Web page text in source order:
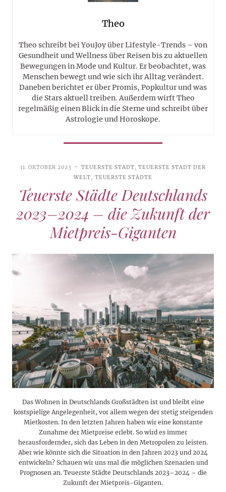
Theo
Theo schreibt bei YouJoy über Lifestyle-Trends – von
Gesundheit und Wellness über Reisen bis zu aktuellen
Bewegungen in Mode und Kultur. Er beobachtet, was
Menschen bewegt und wie sich ihr Alltag verändert.
Daneben berichtet er über Promis, Popkultur und was
die Stars aktuell treiben. Außerdem wirft Theo
regelmäßig einen Blick in die Sterne und schreibt über
Astrologie und Horoskope.
11. OKTOBER 2023 TEUERSTE STADT ,TEUERSTE STADT DER
WELT
TEUERSTE STÄDTE
Teuerste Städte Deutschlands
2023–2024 – die Zukunft der
Mietpreis-Giganten
Das Wohnen in Deutschlands Großstädten ist und bleibt eine
kostspielige Angelegenheit, vor allem wegen der stetig steigenden
Mietkosten. In den letzten Jahren haben wir eine konstante
Zunahme der Mietpreise erlebt. So wird es immer
herausfordernder, sich das Leben in den Metropolen zu leisten.
Aber wie könnte sich die Situation in den Jahren 2023 und 2024
entwickeln? Schauen wir uns mal die möglichen Szenarien und
Prognosen an. Teuerste Städte Deutschlands 2023–2024 – die
Zukunft der Mietpreis-Giganten.